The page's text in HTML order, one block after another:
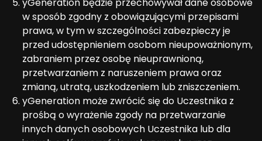
w sposób zgodny z obowiązującymi przepisami
prawa, w tym w szczególności zabezpieczy je
przed udostępnieniem osobom nieupoważnionym,
zabraniem przez osobę nieuprawnioną,
przetwarzaniem z naruszeniem prawa oraz
zmianą, utratą, uszkodzeniem lub zniszczeniem.
yGeneration może zwrócić się do Uczestnika z
prośbą o wyrażenie zgody na przetwarzanie
innych danych osobowych Uczestnika lub dla